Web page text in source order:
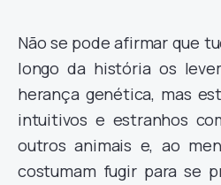
Não se pode afirmar que
longo da história os
herança genética, mas
intuitivos e estranhos
outros animais e, ao
costumam fugir para se